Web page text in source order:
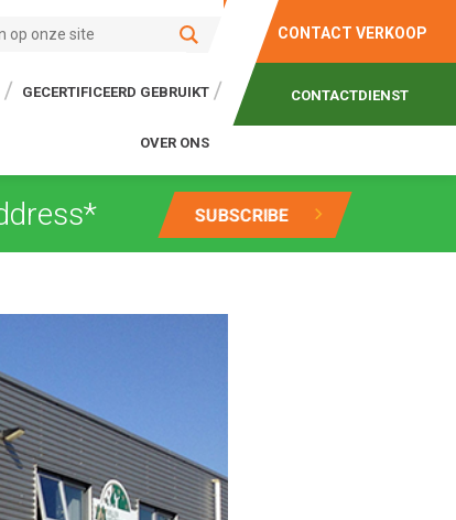
GECERTIFICEERD GEBRUIKT
OVER ONS
CONTACT VERKOOP
CONTACTDIENST